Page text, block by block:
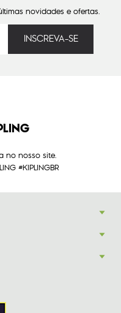
novidades e ofertas.
no nosso site.
#KIPLINGBR